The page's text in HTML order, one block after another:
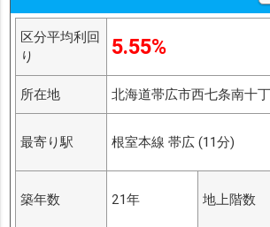
区分平均利回
り
5.55%
所在地 北海道帯広市西七条南十
最寄り駅 根室本線 帯広 (11分)
築年数 21年 地上階数